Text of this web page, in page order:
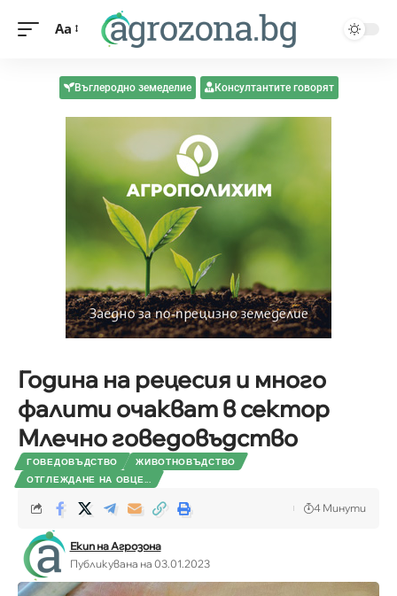
Aa
Въглеродно земеделие Консултантите говорят
Година на рецесия и много
фалити очакват в сектор
Млечно говедовъдство
ГОВЕДОВЪДСТВО
ЖИВОТНОВЪДСТВО
ОТГЛЕЖДАНЕ НА ОВЦЕ...
Екип на Агрозона
Публикувана на 03.01.2023
4 Минути